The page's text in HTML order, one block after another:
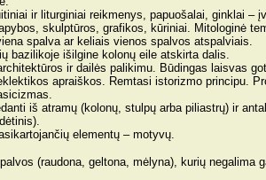
ir liturginiai reikmenys, papuošalai, ginklai
skulptūros, grafikos, kūriniai. Mitologinė
spalva ar keliais vienos spalvos atspalviais.
bazilikoje išilgine kolonų eile atskirta dalis.
ir dailės palikimu. Būdingas laisvas
apraiškos. Remtasi istorizmo principu.
iš atramų (kolonų, stulpų arba piliastrų) ir
elementų – motyvų.
(raudona, geltona, mėlyna), kurių